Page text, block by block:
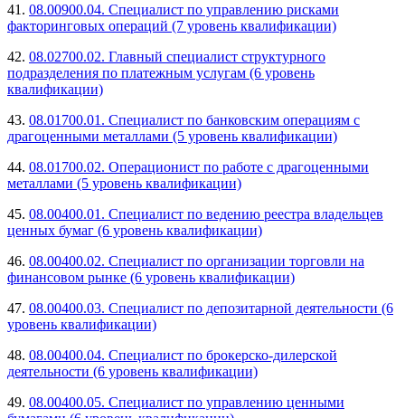
41. 08.00900.04. Специалист по управлению рисками
факторинговых операций (7 уровень квалификации)
42. 08.02700.02. Главный специалист структурного
подразделения по платежным услугам (6 уровень
квалификации)
43. 08.01700.01. Специалист по банковским операциям с
драгоценными металлами (5 уровень квалификации)
44. 08.01700.02. Операционист по работе с драгоценными
металлами (5 уровень квалификации)
45. 08.00400.01. Специалист по ведению реестра владельцев
ценных бумаг (6 уровень квалификации)
46. 08.00400.02. Специалист по организации торговли на
финансовом рынке (6 уровень квалификации)
47. 08.00400.03. Специалист по депозитарной деятельности (6
уровень квалификации)
48. 08.00400.04. Специалист по брокерско-дилерской
деятельности (6 уровень квалификации)
49. 08.00400.05. Специалист по управлению ценными